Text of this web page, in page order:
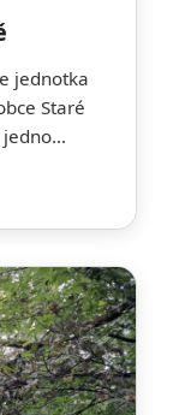
jednotka
Staré